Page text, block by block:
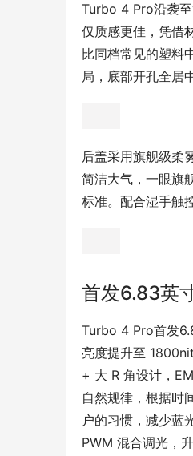
Turbo 4 Pro沿袭
仅质感更佳，凭借
比同档常见的塑料
局，底部开孔全居
后盖采用旗舰级柔
简洁大气，一眼旗
标准。配合湿手触
首发6.83英
Turbo 4 Pro首发
亮度提升至
+ 大 R 角设计，
自然规律，根据时
户的习惯，减少蓝
PWM 混合调光，